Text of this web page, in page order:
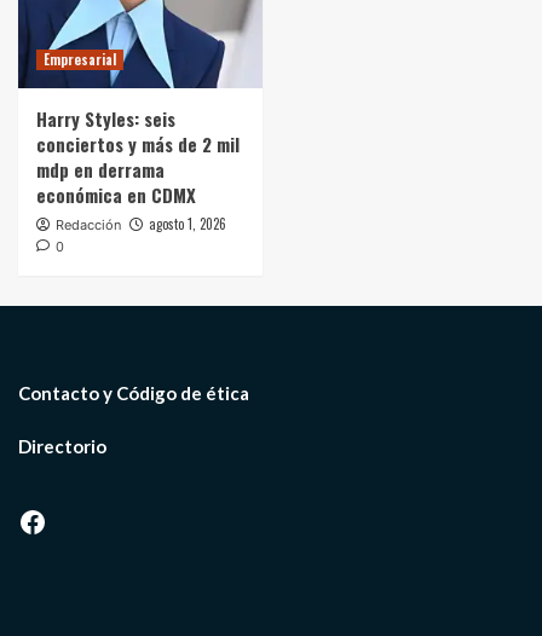
Empresarial
Harry Styles: seis
conciertos y más de 2 mil
mdp en derrama
económica en CDMX
Redacción agosto 1, 2026
0
Contacto y Código de ética
Directorio
Facebook